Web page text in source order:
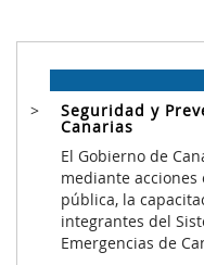
Seguridad y
Canarias
El Gobierno de
mediante acciones
pública, la
integrantes del
Emergencias de